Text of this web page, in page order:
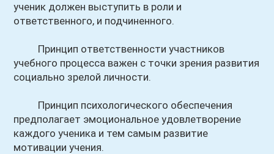
ученик должен выступить в роли и
ответственного, и подчиненного.
Принцип ответственности участников
учебного процесса важен с точки зрения развития
социально зрелой личности.
Принцип психологического обеспечения
предполагает эмоциональное удовлетворение
каждого ученика и тем самым развитие
мотивации учения.